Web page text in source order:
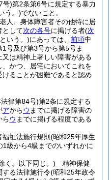
号)第2条第6号に規定する暴力
う。)でないこと。
人、身体障害者その他特に居
として次の各号に掲げる者(次
いう。)にあっては、 前項中
1号及び第3号から第5号ま
又は精神上著しい障害がある
かつ、居宅においてこれを
ることが困難であると認め
律第84号)第2条に規定する
アからウ までに掲げる障害の
らウ までに掲げる程度である
祉法施行規則 (昭和25年厚生
1級から4級までのいずれかに
く。以下同じ。) 精神保健
する法律施行令(昭和25年政令